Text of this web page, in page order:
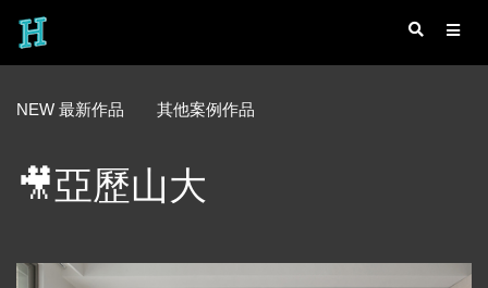
NEW 最新作品 其他案例作品
🎥亞歷山大